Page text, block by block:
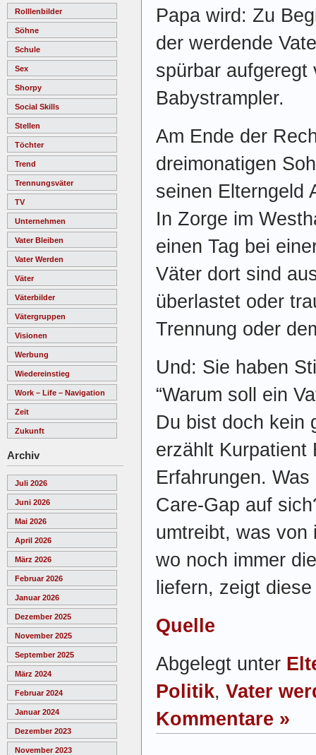
Rolllenbilder
Söhne
Schule
Sex
Shorpy
Social Skills
Stellen
Töchter
Trend
Trennungsväter
TV
Unternehmen
Vater Bleiben
Vater Werden
Väter
Väterbilder
Vätergruppen
Visionen
Werbung
Wiedereinstieg
Work – Life – Navigation
Zeit
Zukunft
Archiv
Juli 2026
Juni 2026
Mai 2026
April 2026
März 2026
Februar 2026
Januar 2026
Dezember 2025
November 2025
September 2025
März 2024
Februar 2024
Januar 2024
Dezember 2023
November 2023
Papa wird: Zu
der werdende
spürbar aufgeregt
Babystrampler.
Am Ende der
dreimonatigen
seinen Elterngeld
In Zorge im
einen Tag bei
Väter dort sind
überlastet oder
Trennung oder
Und: Sie haben
“Warum soll ein
Du bist doch kein
erzählt Kurpatient
Erfahrungen.
Care-Gap auf
umtreibt, was von
wo noch immer
liefern, zeigt
Quelle
Abgelegt unter
Politik, Vater
Kommentare »